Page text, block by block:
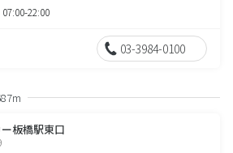
07:00-22:00
03-3984-0100
板橋駅東口